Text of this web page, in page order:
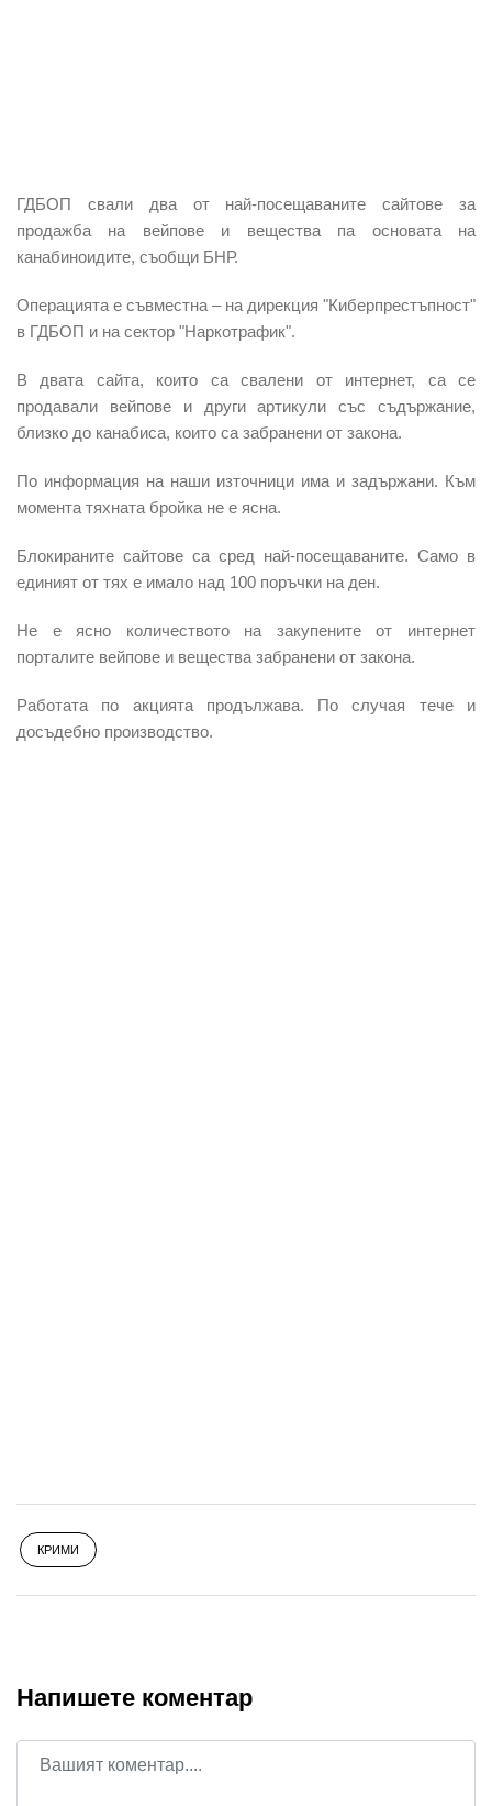
ГДБОП свали два от най-посещаваните сайтове за
продажба на вейпове и вещества па основата на
канабиноидите, съобщи БНР.
Операцията е съвместна – на дирекция "Киберпрестъпност"
в ГДБОП и на сектор "Наркотрафик".
В двата сайта, които са свалени от интернет, са се
продавали вейпове и други артикули със съдържание,
близко до канабиса, които са забранени от закона.
По информация на наши източници има и задържани. Към
момента тяхната бройка не е ясна.
Блокираните сайтове са сред най-посещаваните. Само в
единият от тях е имало над 100 поръчки на ден.
Не е ясно количеството на закупените от интернет
порталите вейпове и вещества забранени от закона.
Работата по акцията продължава. По случая тече и
досъдебно производство.
КРИМИ
Напишете коментар